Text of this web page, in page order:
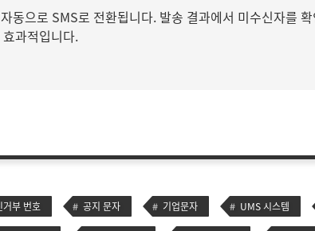
동으로 SMS로 전환됩니다. 발송 결과에서 미수신자를
과적입니다.
부 번호 공지 문자 기업문자 UMS 시스템